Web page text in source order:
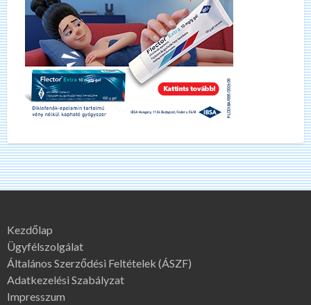
Kezdőlap
Ügyfélszolgálat
Általános Szerződési Feltételek (ÁSZF)
Adatkezelési Szabályzat
Impresszum